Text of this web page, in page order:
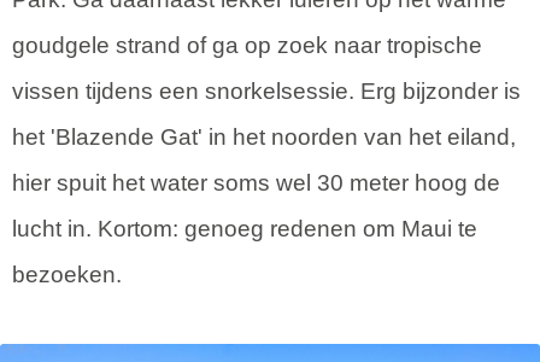
goudgele strand of ga op zoek naar tropische
vissen tijdens een snorkelsessie. Erg bijzonder is
het 'Blazende Gat' in het noorden van het eiland,
hier spuit het water soms wel 30 meter hoog de
lucht in. Kortom: genoeg redenen om Maui te
bezoeken.